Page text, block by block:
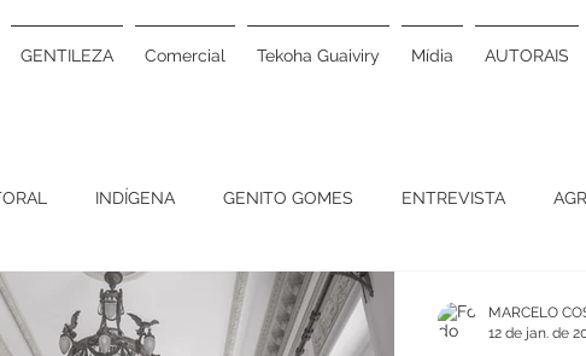
GENTILEZA Comercial Tekoha Guaiviry Mídia AUTORAIS
INDÍGENA GENITO GOMES ENTREVISTA
EDUCAÇÃO ALIMENTAÇÃO
MARCELO
12 de jan. de